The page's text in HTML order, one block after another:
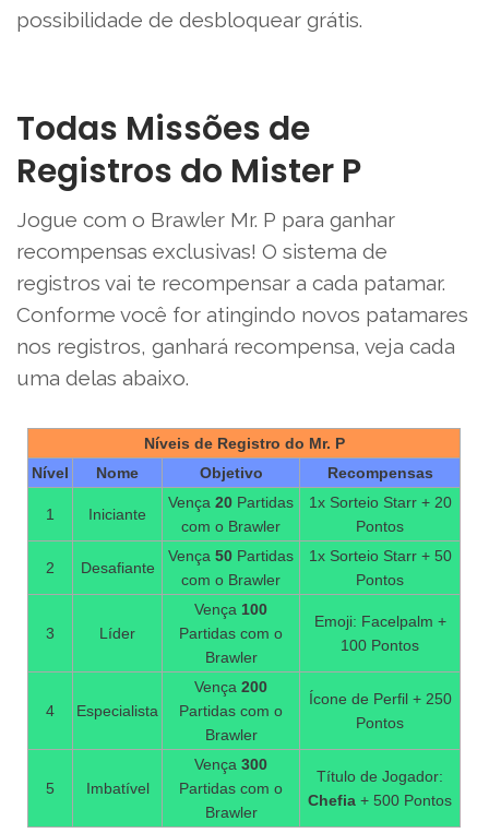
possibilidade de desbloquear grátis.
Todas Missões de
Registros do Mister P
Jogue com o Brawler Mr. P para ganhar
recompensas exclusivas! O sistema de
registros vai te recompensar a cada patamar.
Conforme você for atingindo novos patamares
nos registros, ganhará recompensa, veja cada
uma delas abaixo.
Níveis de Registro do Mr. P
Nível
Nome Objetivo Recompensas
1 Iniciante
Vença 20 Partidas
com o Brawler
1x Sorteio Starr + 20
Pontos
2 Desafiante
Vença 50 Partidas
com o Brawler
1x Sorteio Starr + 50
Pontos
3 Líder
Vença 100
Partidas com o
Brawler
Emoji: Facelpalm +
100 Pontos
4 Especialista
Vença 200
Partidas com o
Brawler
Ícone de Perfil + 250
Pontos
5 Imbatível
Vença 300
Partidas com o
Brawler
Título de Jogador:
Chefia + 500 Pontos